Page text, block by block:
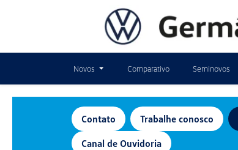
Novos Comparativo Seminovos
Contato Trabalhe conosco
Canal de Ouvidoria